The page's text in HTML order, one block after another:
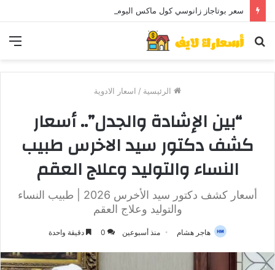
سعر بوتاجاز زانوسي كول ماكس اليوم ..و5 عيوب
بحث
الرئيسية / اسعار الادوية
“بين الإشادة والجدل”.. أسعار
كشف دكتور سيد الاخرس طبيب
النساء والتوليد وعلاج العقم
أسعار كشف دكتور سيد الأخرس 2026 | طبيب النساء
والتوليد وعلاج العقم
هاجر هشام منذ أسبوعين 0 دقيقة واحدة